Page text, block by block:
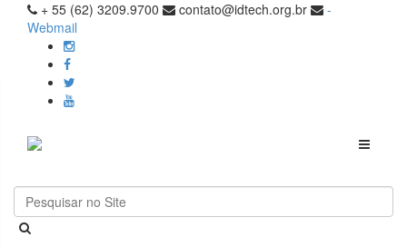
+ 55 (62) 3209.9700 contato@idtech.org.br
-
Webmail
Toggle